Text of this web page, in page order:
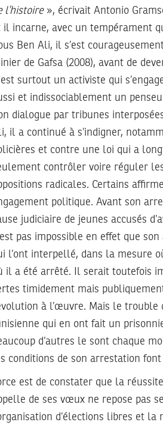
l’histoire», écrivait Antonio
il incarne, avec un tempérament
Ben Ali, il s’est
de Gafsa (2008), avant de
surtout un activiste qui
et indissociablement un
dialogue par tribunes
il a continué à s’indigner,
et contre une loi qui a
contrôler voire réguler
radicales. Certains
politique. Avant son
judiciaire de jeunes accusés
pas impossible en effet que
l’ont interpellé, dans la mesure
il a été arrêté. Il serait toutefois
timidement mais
à l’œuvre. Mais le trouble
qui en ont fait un
d’autres le sont chaque
conditions de son arrestation
est de constater que la
de ses vœux ne repose pas
d’élections libres et